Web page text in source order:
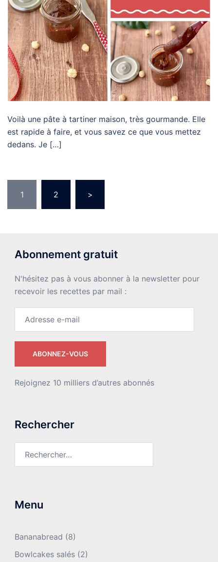
Voilà une pâte à tartiner maison, très gourmande. Elle
est rapide à faire, et vous savez ce que vous mettez
dedans. Je […]
des
publications
1 2 >
Abonnement gratuit
N'hésitez pas à vous abonner à la newsletter pour
recevoir les recettes par mail :
ABONNEZ-VOUS
Rejoignez 10 milliers d’autres abonnés
Rechercher
Menu
Bananabread (8)
Bowlcakes salés (2)